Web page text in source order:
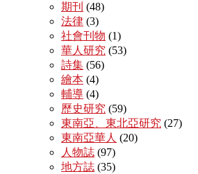
期刊 (48)
法律 (3)
社會刊物 (1)
華人研究 (53)
詩集 (56)
繪本 (4)
輔導 (4)
歷史研究 (59)
東南亞、東北亞研究 (27)
東南亞華人 (20)
人物誌 (97)
地方誌 (35)